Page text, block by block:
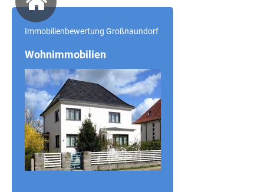
Immobilienbewertung Großnaundorf
Wohnimmobilien